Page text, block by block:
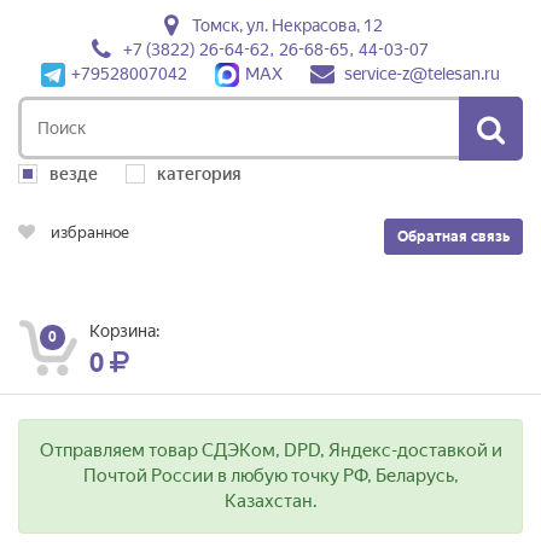
Томск, ул. Некрасова, 12
+7 (3822) 26-64-62, 26-68-65, 44-03-07
+79528007042
MAX service-z@telesan.ru
везде категория
Обратная связь
избранное
0 Корзина:
0
Отправляем товар СДЭКом, DPD, Яндекс-доставкой и
Почтой России в любую точку РФ, Беларусь,
Казахстан.